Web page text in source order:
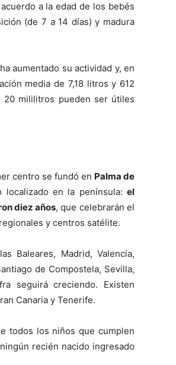
a la edad de los bebés
(de 7 a 14 días) y madura
aumentado su actividad y, en
media de 7,18 litros y 612
20 mililitros pueden ser útiles
centro se fundó en Palma de
localizado en la península:el
diez años, que celebrarán el
y centros satélite.
Baleares, Madrid, Valencia,
de Compostela, Sevilla,
seguirá creciendo. Existen
Canaria y Tenerife.
todos los niños que cumplen
recién nacido ingresado